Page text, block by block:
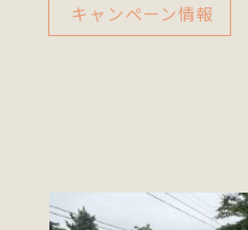
キャンペーン情報